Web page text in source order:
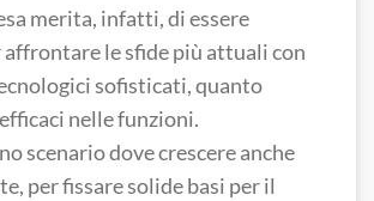
merita, infatti, di essere
affrontare le sfide più attuali con
sofisticati, quanto
nelle funzioni.
scenario dove crescere anche
per fissare solide basi per il